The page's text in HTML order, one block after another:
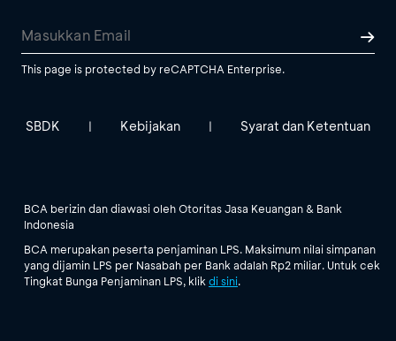
This page is protected by reCAPTCHA Enterprise.
SBDK | Kebijakan | Syarat dan Ketentuan
BCA berizin dan diawasi oleh Otoritas Jasa Keuangan & Bank
Indonesia
BCA merupakan peserta penjaminan LPS. Maksimum nilai simpanan
yang dijamin LPS per Nasabah per Bank adalah Rp2 miliar. Untuk cek
Tingkat Bunga Penjaminan LPS, klik di sini.